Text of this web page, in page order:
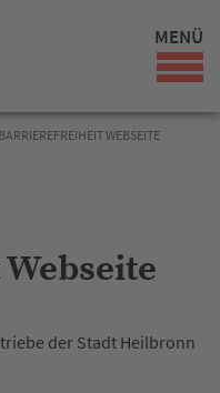
MENÜ
WEBSEITE
der Stadt Heilbronn